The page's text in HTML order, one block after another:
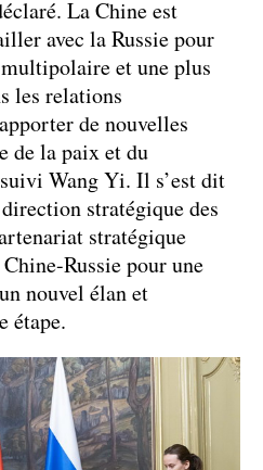
La Chine est
avec la Russie pour
et une plus
les relations
de nouvelles
de la paix et du
Wang Yi. Il s’est dit
stratégique des
stratégique
Russie pour une
nouvel élan et
étape.